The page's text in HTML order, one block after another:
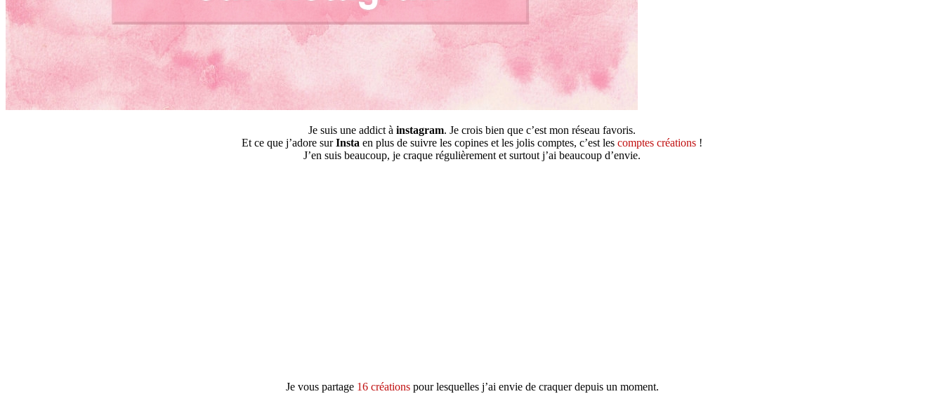
Je suis une addict à instagram. Je crois bien que c’est mon réseau favoris.
Et ce que j’adore surInsta en plus de suivre les copines et les jolis comptes, c’est les comptes créations !
J’en suis beaucoup, je craque régulièrement et surtout j’ai beaucoup d’envie.
Je vous partage 16 créationspour lesquelles j’ai envie de craquer depuis un moment.